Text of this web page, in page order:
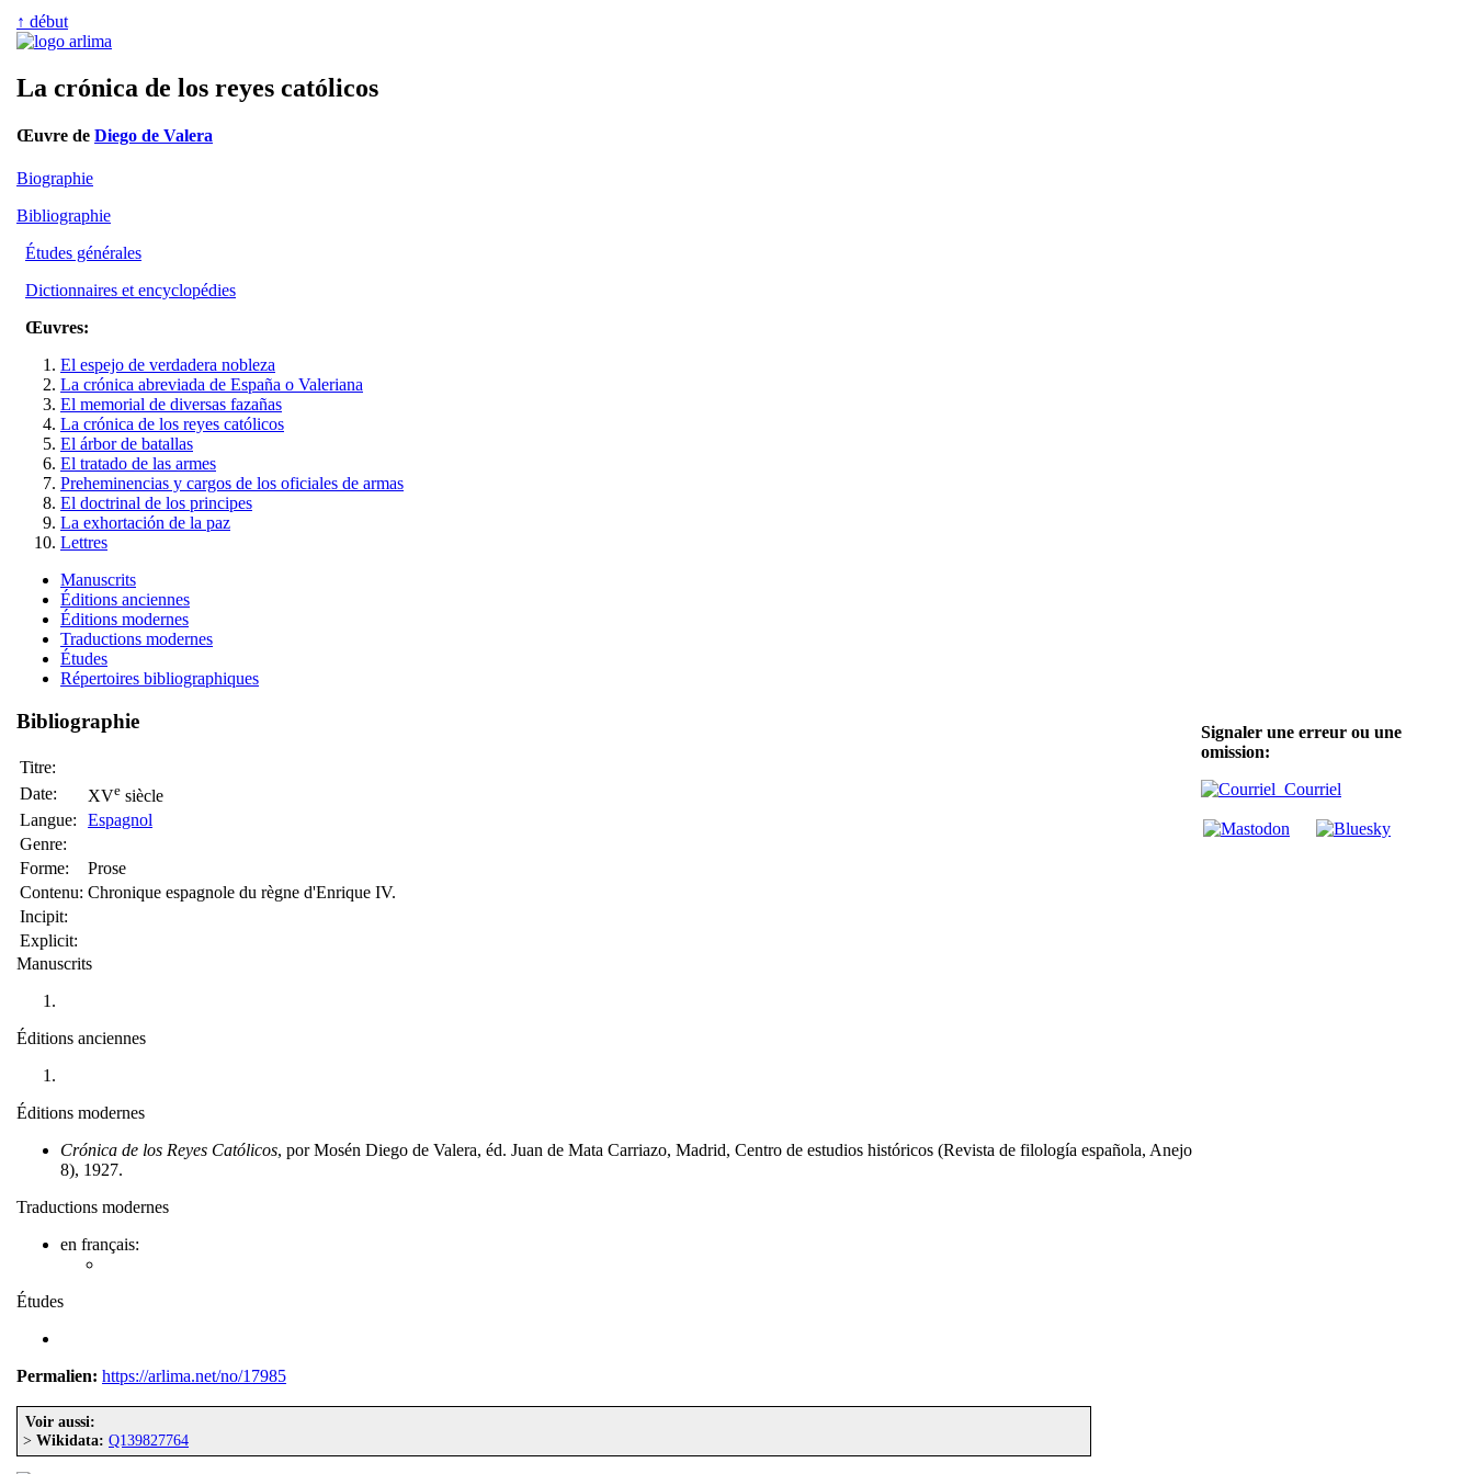
↑ début
La crónica de los reyes católicos
Œuvre de Diego de Valera
Biographie
Bibliographie
Études générales
Dictionnaires et encyclopédies
Œuvres:
El espejo de verdadera nobleza
La crónica abreviada de España o Valeriana
El memorial de diversas fazañas
La crónica de los reyes católicos
El árbor de batallas
El tratado de las armes
Preheminencias y cargos de los oficiales de armas
El doctrinal de los principes
La exhortación de la paz
Lettres
Manuscrits
Éditions anciennes
Éditions modernes
Traductions modernes
Études
Répertoires bibliographiques
Bibliographie
Titre:
Date:
XVe siècle
Langue:
Espagnol
Genre:
Forme:
Prose
Contenu: Chronique espagnole du règne d'Enrique IV.
Incipit:
Explicit:
Manuscrits
Éditions anciennes
Éditions modernes
Crónica de los Reyes Católicos, por Mosén Diego de Valera, éd. Juan de Mata Carriazo, Madrid, Centro de estudios históricos (Revista de filología española, Anejo
8), 1927.
Traductions modernes
en français:
Études
Permalien: https://arlima.net/no/17985
Voir aussi:
> Wikidata: Q139827764
Signaler une erreur ou une
omission:
Courriel